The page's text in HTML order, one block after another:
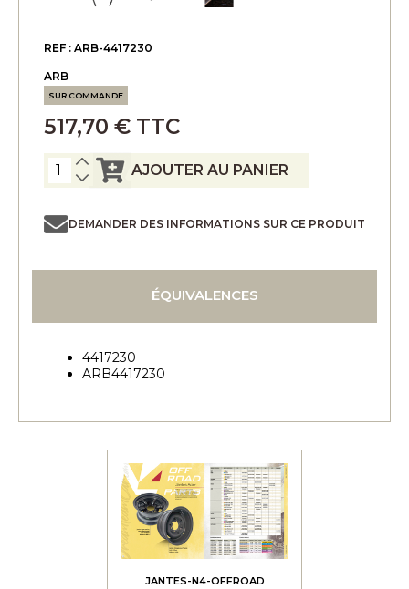
REF : ARB-4417230
ARB
SUR COMMANDE
517,70 € TTC
AJOUTER AU PANIER
DEMANDER DES INFORMATIONS SUR CE PRODUIT
ÉQUIVALENCES
4417230
ARB4417230
JANTES-N4-OFFROAD